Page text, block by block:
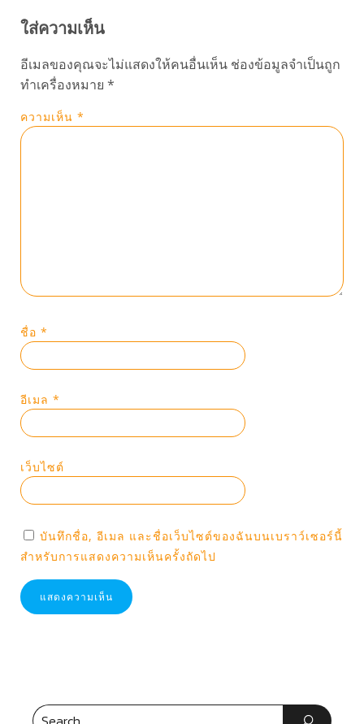
ใส่ความเห็น
อีเมลของคุณจะไม่แสดงให้คนอื่นเห็น ช่องข้อมูลจำเป็นถูก
ทำเครื่องหมาย *
ความเห็น *
ชื่อ *
อีเมล *
เว็บไซต์
บันทึกชื่อ, อีเมล และชื่อเว็บไซต์ของฉันบนเบราว์เซอร์นี้
สำหรับการแสดงความเห็นครั้งถัดไป